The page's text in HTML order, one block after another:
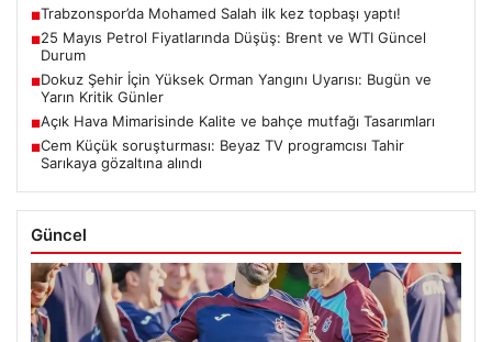
■Trabzonspor’da Mohamed Salah ilk kez topbaşı yaptı!
■25 Mayıs Petrol Fiyatlarında Düşüş: Brent ve WTI Güncel
Durum
■Dokuz Şehir İçin Yüksek Orman Yangını Uyarısı: Bugün ve
Yarın Kritik Günler
■Açık Hava Mimarisinde Kalite ve bahçe mutfağı Tasarımları
■Cem Küçük soruşturması: Beyaz TV programcısı Tahir
Sarıkaya gözaltına alındı
Güncel